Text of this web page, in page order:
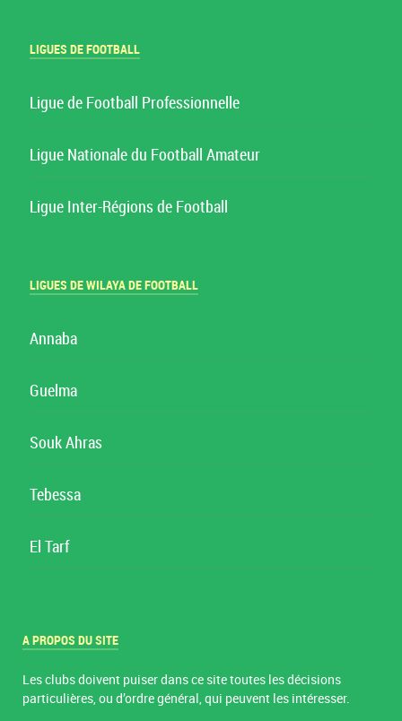
LIGUES DE FOOTBALL
Ligue de Football Professionnelle
Ligue Nationale du Football Amateur
Ligue Inter-Régions de Football
LIGUES DE WILAYA DE FOOTBALL
Annaba
Guelma
Souk Ahras
Tebessa
El Tarf
A PROPOS DU SITE
Les clubs doivent puiser dans ce site toutes les décisions
particulières, ou d’ordre général, qui peuvent les intéresser.